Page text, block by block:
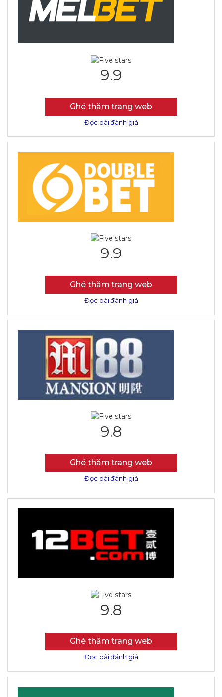
9.9
Ghé thăm trang web
Đọc bài đánh giá
9.9
Ghé thăm trang web
Đọc bài đánh giá
9.8
Ghé thăm trang web
Đọc bài đánh giá
9.8
Ghé thăm trang web
Đọc bài đánh giá